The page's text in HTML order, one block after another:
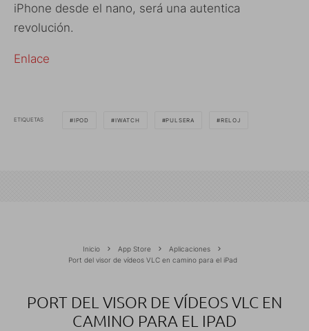
iPhone desde el nano, será una autentica
revolución.
Enlace
ETIQUETAS IPOD IWATCH PULSERA RELOJ
Inicio App Store
Aplicaciones
Port del visor de vídeos VLC en camino para el iPad
PORT DEL VISOR DE VÍDEOS VLC EN
CAMINO PARA EL IPAD